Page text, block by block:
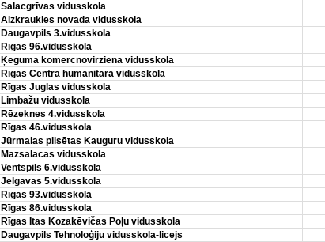
Salacgrīvas vidusskola
Aizkraukles novada vidusskola
Daugavpils 3.vidusskola
Rīgas 96.vidusskola
Ķeguma komercnovirziena vidusskola
Rīgas Centra humanitārā vidusskola
Rīgas Juglas vidusskola
Limbažu vidusskola
Rēzeknes 4.vidusskola
Rīgas 46.vidusskola
Jūrmalas pilsētas Kauguru vidusskola
Mazsalacas vidusskola
Ventspils 6.vidusskola
Jelgavas 5.vidusskola
Rīgas 93.vidusskola
Rīgas 86.vidusskola
Rīgas Itas Kozakēvičas Poļu vidusskola
Daugavpils Tehnoloģiju vidusskola-licejs